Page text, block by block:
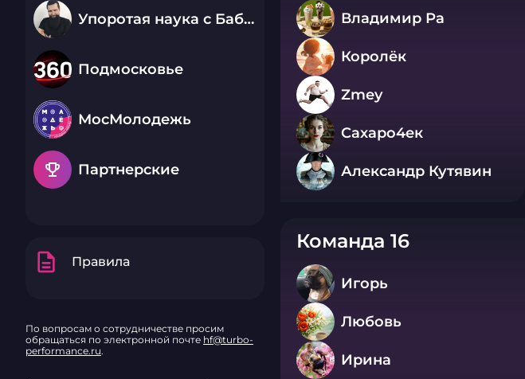
Упоротая наука с Бабаем Лютым
Подмосковье
МосМолодежь
emoji_events Партнерские
description Правила
По вопросам о сотрудничестве просим
обращаться по электронной почте hf@turbo-
performance.ru.
Владимир Ра
Королёк
Zmey
Сахаро4ек
Александр Кутявин
Команда 16
Игорь
Любовь
Ирина